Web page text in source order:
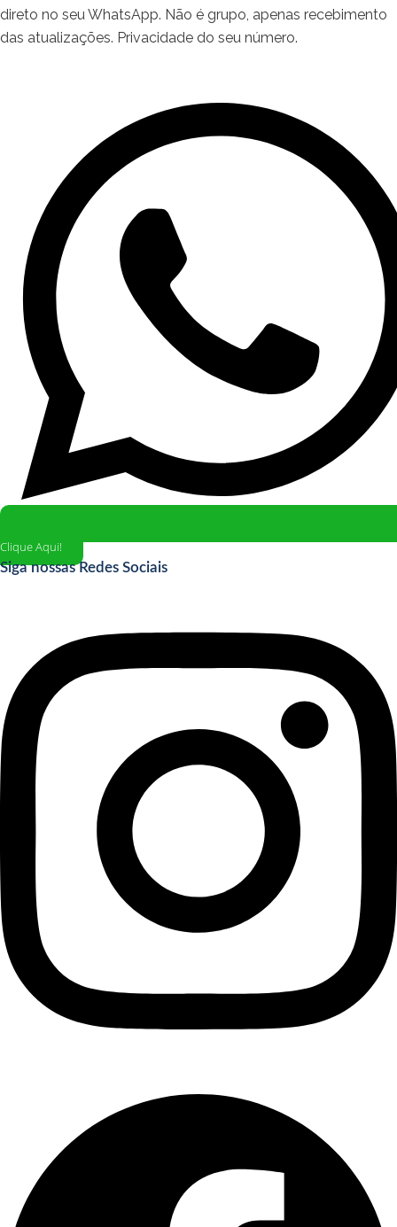
direto no seu WhatsApp. Não é grupo, apenas recebimento
das atualizações. Privacidade do seu número.
Clique Aqui!
Siga nossas Redes Sociais